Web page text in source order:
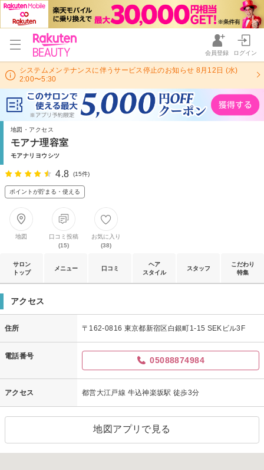
会員登録 ログイン
システムメンテナンスに伴うサービス停止のお知らせ 8月12日 (水)
2:00〜5:30
地図・アクセス
モアナ理容室
モアナリヨウシツ
4.8 (15件)
ポイントが貯まる・使える
地図
口コミ投稿
(15)
お気に入り
(38)
サロン
トップ
メニュー 口コミ
ヘア
スタイル
スタッフ
こだわり
特集
アクセス
住所 〒162-0816 東京都新宿区白銀町1-15 SEKビル3F
電話番号 05088874984
アクセス 都営大江戸線 牛込神楽坂駅 徒歩3分
地図アプリで見る